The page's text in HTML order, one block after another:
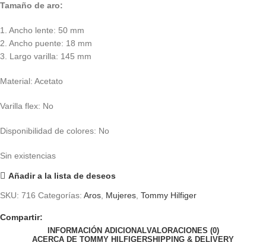
Tamaño de aro:
1. Ancho lente: 50 mm
2. Ancho puente: 18 mm
3. Largo varilla: 145 mm
Material: Acetato
Varilla flex: No
Disponibilidad de colores: No
Sin existencias
Añadir a la lista de deseos
SKU: 716 Categorías: Aros Mujeres Tommy Hilfiger
Compartir:
INFORMACIÓN ADICIONALVALORACIONES (0)
ACERCA DE TOMMY HILFIGERSHIPPING & DELIVERY